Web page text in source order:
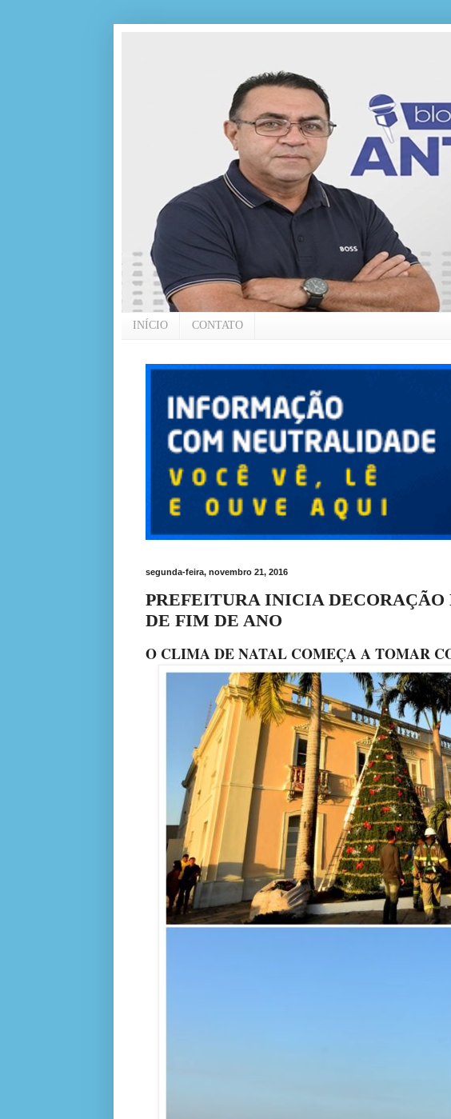
INÍCIO CONTATO
segunda-feira, novembro 21, 2016
PREFEITURA INICIA DECORAÇÃO
DE FIM DE ANO
O CLIMA DE NATAL COMEÇA A TOMAR